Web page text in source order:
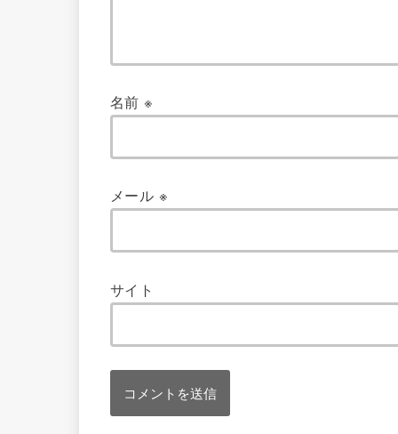
名前※
メール ※
サイト